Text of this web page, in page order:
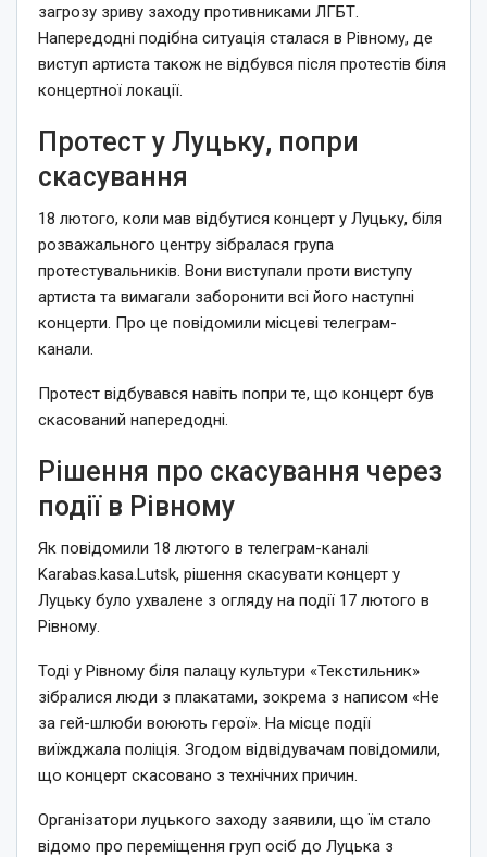
загрозу зриву заходу противниками ЛГБТ.
Напередодні подібна ситуація сталася в Рівному, де
виступ артиста також не відбувся після протестів біля
концертної локації.
Протест у Луцьку, попри
скасування
18 лютого, коли мав відбутися концерт у Луцьку, біля
розважального центру зібралася група
протестувальників. Вони виступали проти виступу
артиста та вимагали заборонити всі його наступні
концерти. Про це повідомили місцеві телеграм-
канали.
Протест відбувався навіть попри те, що концерт був
скасований напередодні.
Рішення про скасування через
події в Рівному
Як повідомили 18 лютого в телеграм-каналі
Karabas.kasa.Lutsk, рішення скасувати концерт у
Луцьку було ухвалене з огляду на події 17 лютого в
Рівному.
Тоді у Рівному біля палацу культури «Текстильник»
зібралися люди з плакатами, зокрема з написом «Не
за гей-шлюби воюють герої». На місце події
виїжджала поліція. Згодом відвідувачам повідомили,
що концерт скасовано з технічних причин.
Організатори луцького заходу заявили, що їм стало
відомо про переміщення груп осіб до Луцька з